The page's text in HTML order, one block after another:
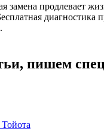
замена продлевает
диагностика
пишем